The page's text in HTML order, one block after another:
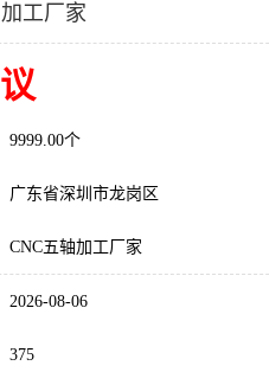
工厂家
9999.00个
广东省深圳市龙岗区
CNC五轴加工厂家
2026-08-06
375